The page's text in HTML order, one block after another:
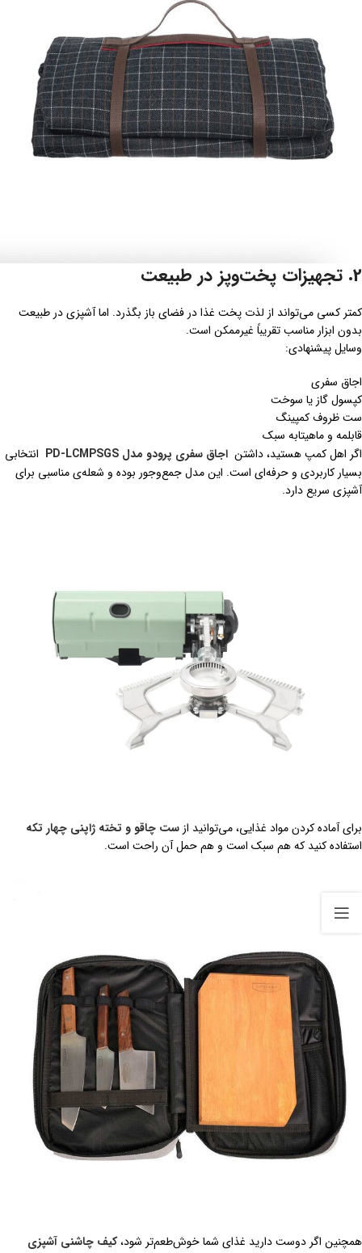
2. تجهیزات پخت‌وپز در طبیعت
کمتر کسی می‌تواند از لذت پخت غذا در فضای باز بگذرد. اما آشپزی در طبیعت
بدون ابزار مناسب تقریباً غیرممکن است.
وسایل پیشنهادی:
اجاق سفری
کپسول گاز یا سوخت
ست ظروف کمپینگ
قابلمه و ماهیتابه سبک
اگر اهل کمپ هستید، داشتن اجاق سفری پرودو مدل PD-LCMPSGS
انتخابی
بسیار کاربردی و حرفه‌ای است. این مدل جمع‌وجور بوده و شعله‌ی مناسبی برای
آشپزی سریع دارد.
برای آماده کردن مواد غذایی، می‌توانید از ست چاقو و تخته ژاپنی چهار تکه
استفاده کنید که هم سبک است و هم حمل آن راحت است.
همچنین اگر دوست دارید غذای شما خوش‌طعم‌تر شود،کیف چاشنی آشپزی